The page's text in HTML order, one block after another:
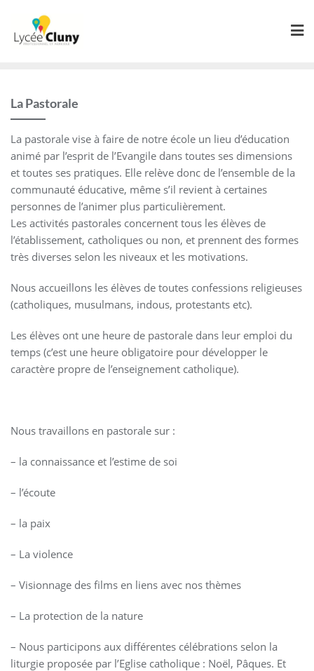
content
La Pastorale
La pastorale vise à faire de notre école un lieu d’éducation
animé par l’esprit de l’Evangile dans toutes ses dimensions
et toutes ses pratiques. Elle relève donc de l’ensemble de la
communauté éducative, même s’il revient à certaines
personnes de l’animer plus particulièrement.
Les activités pastorales concernent tous les élèves de
l’établissement, catholiques ou non, et prennent des formes
très diverses selon les niveaux et les motivations.
Nous accueillons les élèves de toutes confessions religieuses
(catholiques, musulmans, indous, protestants etc).
Les élèves ont une heure de pastorale dans leur emploi du
temps (c’est une heure obligatoire pour développer le
caractère propre de l’enseignement catholique).
Nous travaillons en pastorale sur :
– la connaissance et l’estime de soi
– l’écoute
– la paix
– La violence
– Visionnage des films en liens avec nos thèmes
– La protection de la nature
– Nous participons aux différentes célébrations selon la
liturgie proposée par l’Eglise catholique : Noël, Pâques. Et